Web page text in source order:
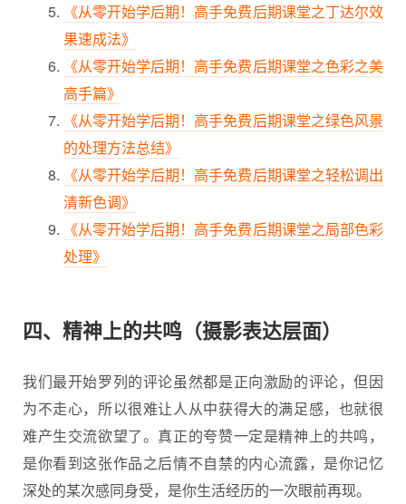
《从零开始学后期！高手免费后期课堂之丁达尔效
果速成法》
《从零开始学后期！高手免费后期课堂之色彩之美
高手篇》
《从零开始学后期！高手免费后期课堂之绿色风景
的处理方法总结》
《从零开始学后期！高手免费后期课堂之轻松调出
清新色调》
《从零开始学后期！高手免费后期课堂之局部色彩
处理》
四、精神上的共鸣（摄影表达层面）
我们最开始罗列的评论虽然都是正向激励的评论，但因
为不走心，所以很难让人从中获得大的满足感，也就很
难产生交流欲望了。真正的夸赞一定是精神上的共鸣，
是你看到这张作品之后情不自禁的内心流露，是你记忆
深处的某次感同身受，是你生活经历的一次眼前再现。